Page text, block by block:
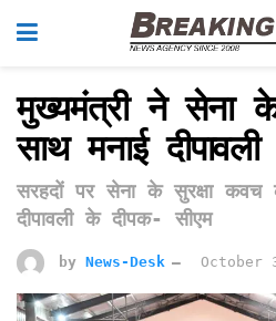
मुख्यमंत्री ने सेना
साथ मनाई दीपावली
सरहदों पर सेना के सुरक्षा कवच
दीपावली के दीपक- सीएम
by News-Desk October